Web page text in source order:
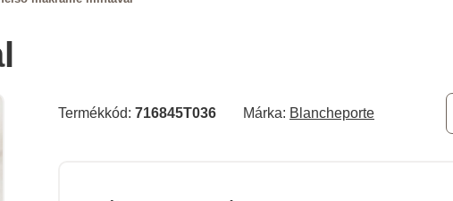
Termékkód: 716845T036 Márka: Blancheporte